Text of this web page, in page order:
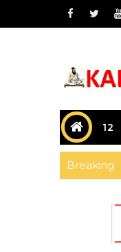
12
Breaking